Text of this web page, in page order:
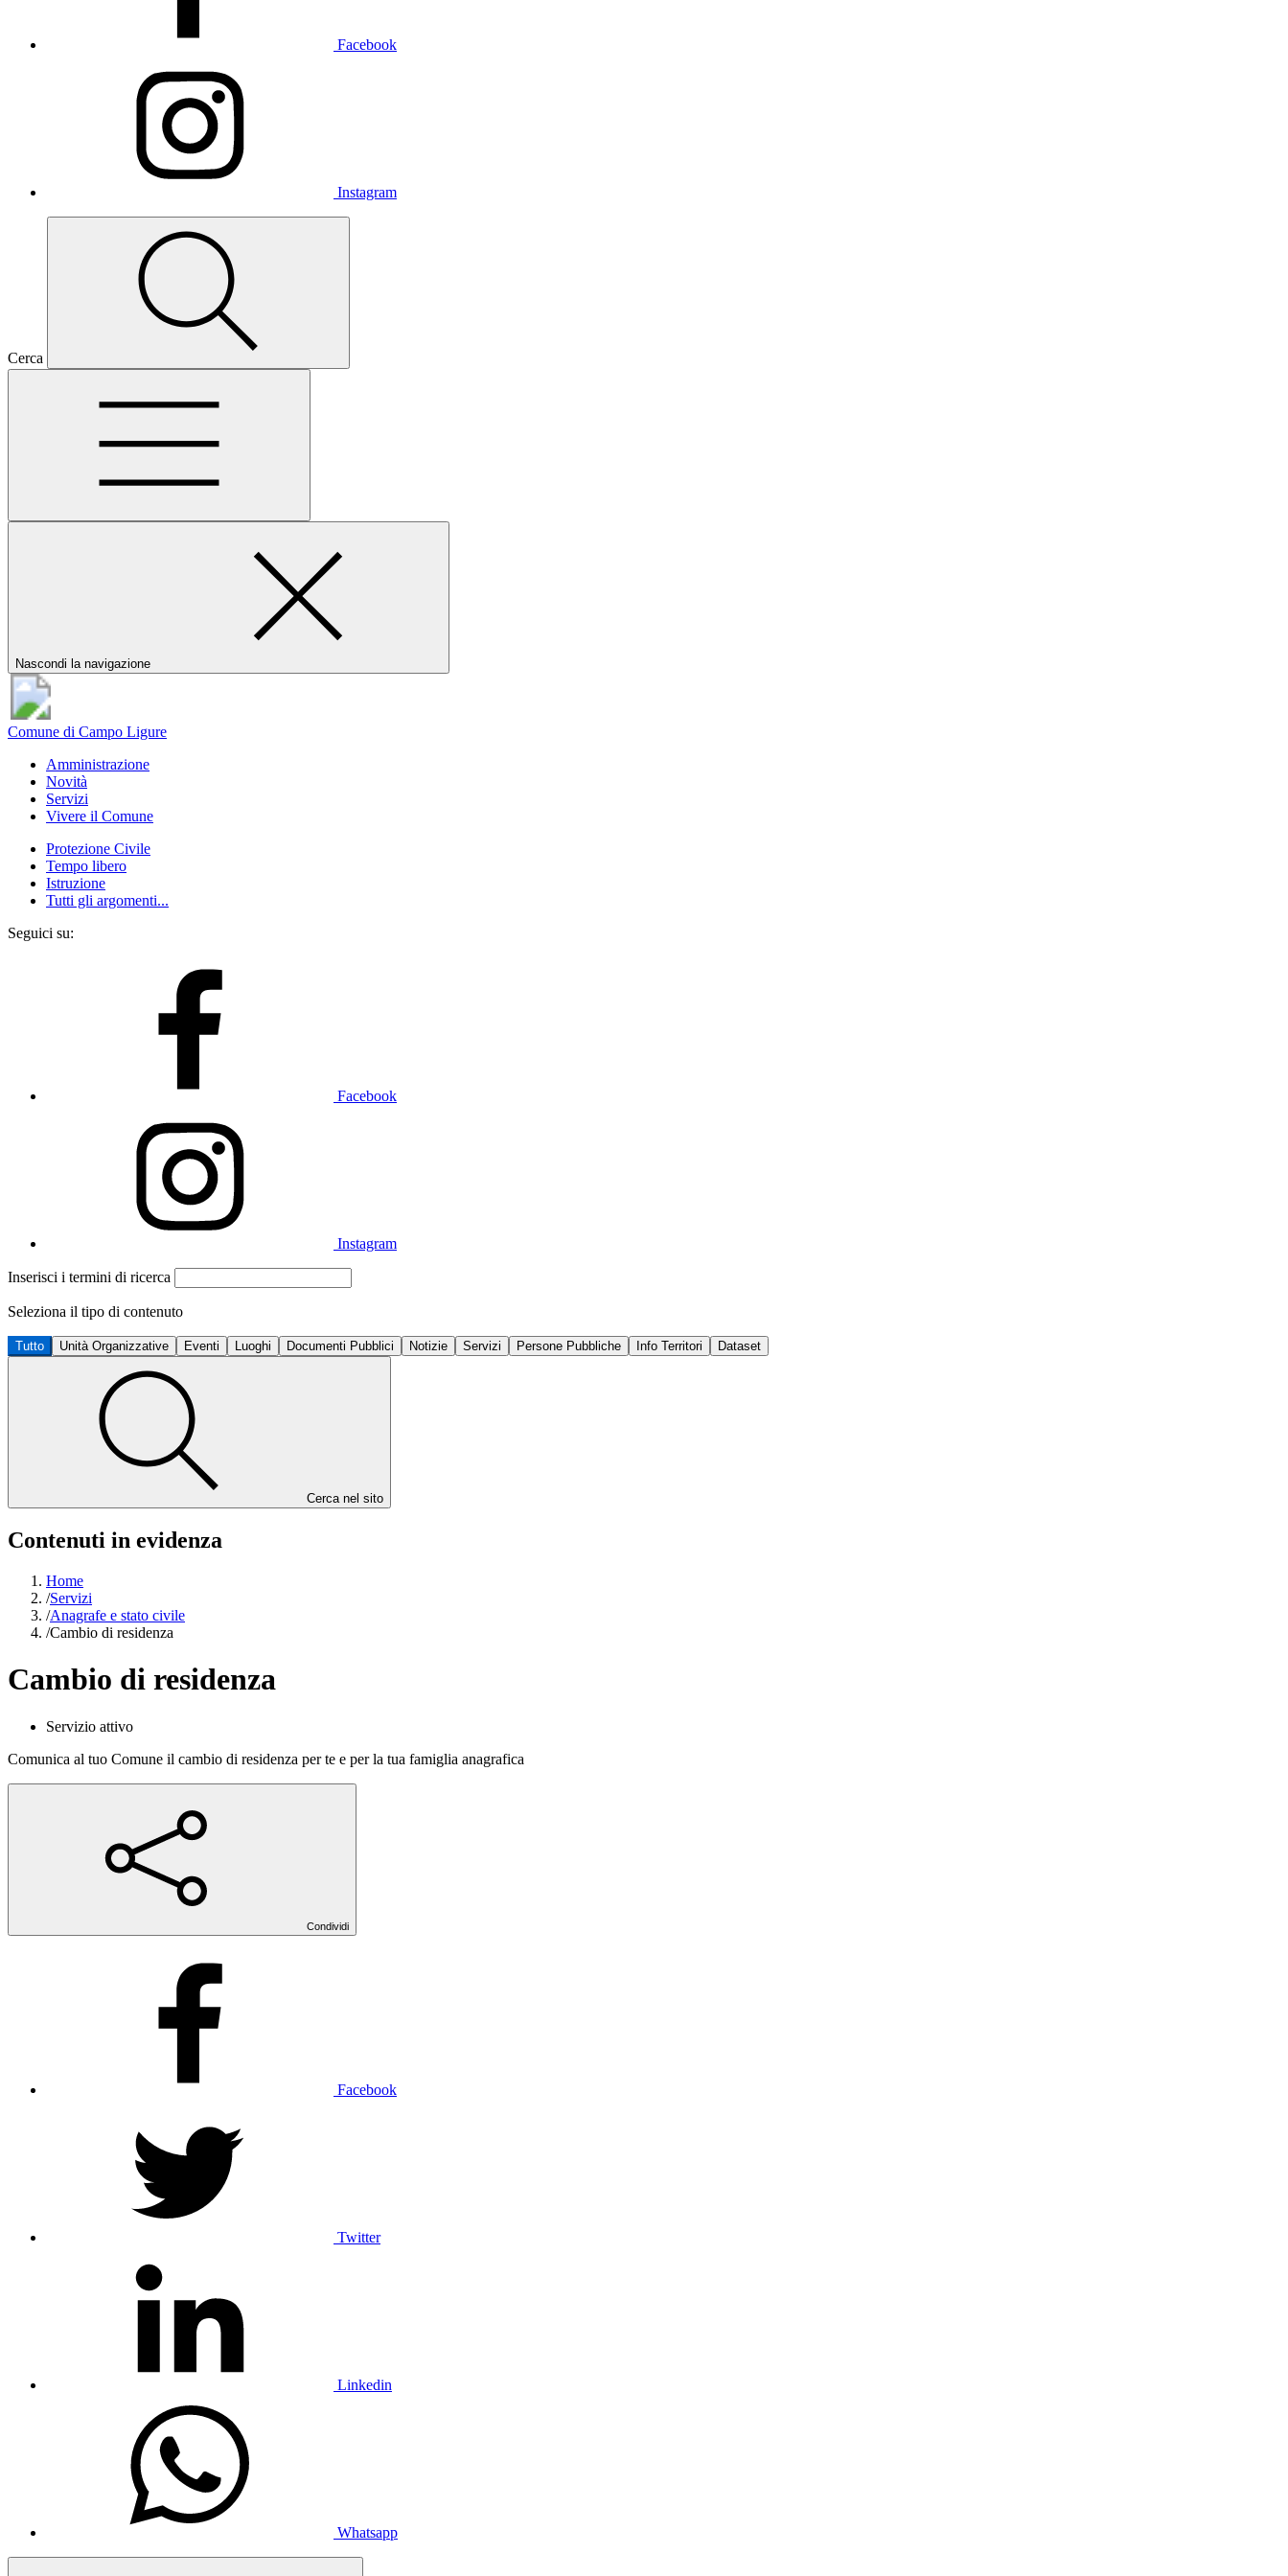
Facebook
Instagram
Cerca
Nascondi la navigazione
Comune di Campo Ligure
Amministrazione
Novità
Servizi
Vivere il Comune
Protezione Civile
Tempo libero
Istruzione
Tutti gli argomenti...
Seguici su:
Facebook
Instagram
Inserisci i termini di ricerca
Seleziona il tipo di contenuto
Tutto Unità Organizzative Eventi Luoghi Documenti Pubblici Notizie Servizi Persone Pubbliche Info Territori Dataset
Cerca nel sito
Contenuti in evidenza
Home
/Servizi
/Anagrafe e stato civile
/Cambio di residenza
Cambio di residenza
Servizio attivo
Comunica al tuo Comune il cambio di residenza per te e per la tua famiglia anagrafica
Condividi
Facebook
Twitter
Linkedin
Whatsapp